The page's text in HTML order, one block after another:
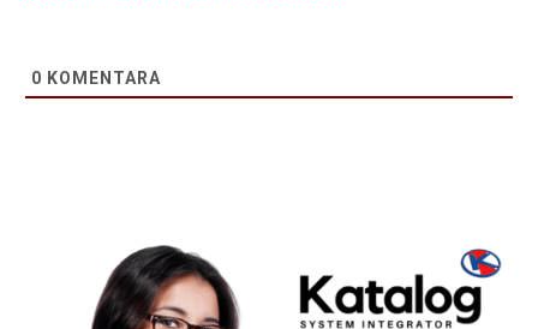
0 KOMENTARA